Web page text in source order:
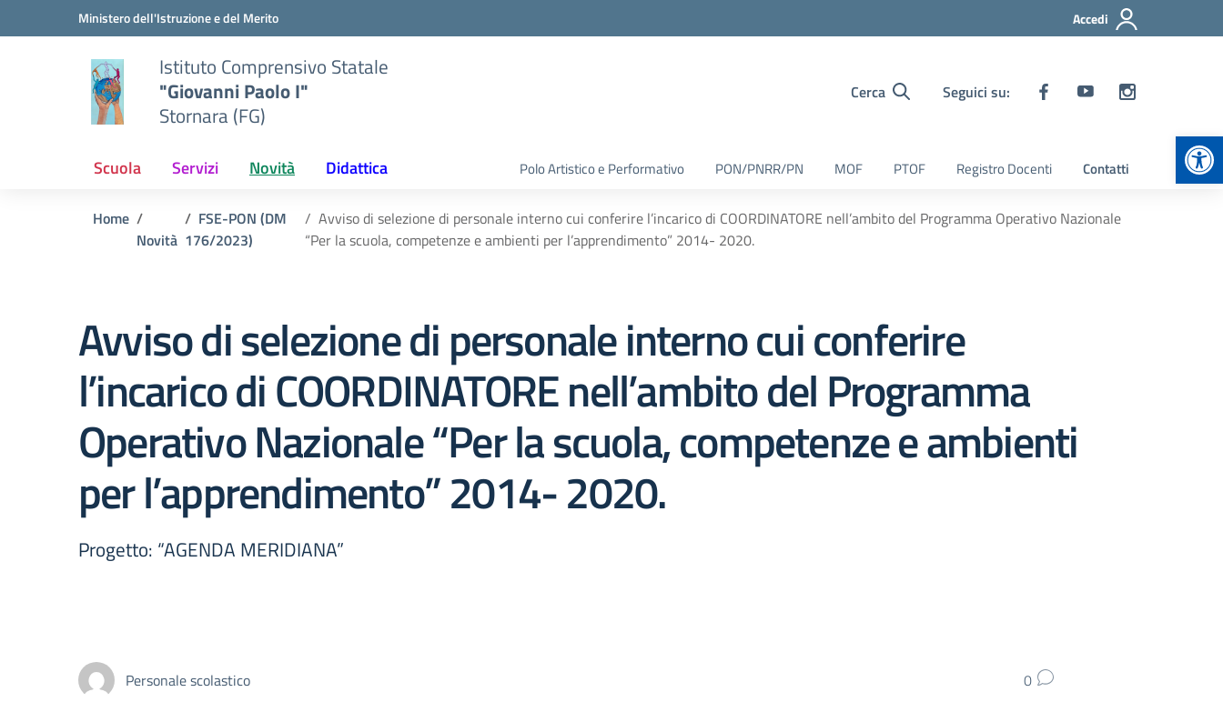
Vai ai contenuti
Vai al menu di navigazioneMinistero dell'Istruzione e del Merito Accedi
Istituto Comprensivo Statale
"Giovanni Paolo I"
Stornara (FG)
Cerca Seguici su:
Scuola Servizi Novità Didattica Polo Artistico e Performativo PON/PNRR/PN MOF PTOF Registro Docenti Contatti
Home
Novità
FSE-PON (DM
176/2023)
Avviso di selezione di personale interno cui conferire l’incarico di COORDINATORE nell’ambito del Programma Operativo Nazionale
“Per la scuola, competenze e ambienti per l’apprendimento” 2014- 2020.
Avviso di selezione di personale interno cui conferire
l’incarico di COORDINATORE nell’ambito del Programma
Operativo Nazionale “Per la scuola, competenze e ambienti
per l’apprendimento” 2014- 2020.
Progetto: “AGENDA MERIDIANA”
Personale scolastico 0